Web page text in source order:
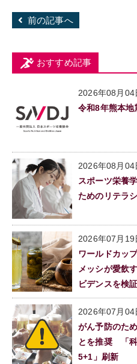
前の記事へ
おすすめ記事
2026年08月04
令和8年熊本地
2026年08月04
スポーツ栄養
ためのリテラ
2026年07月19
ワールドカッ
メッシが愛飲
ビデンスを検証
2026年07月04
がん予防のた
とを推奨 「
5+1」刷新